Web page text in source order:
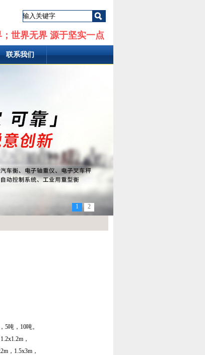
世界无界 源于坚实一点
联系我们
1 2
5吨，10吨。
，
，1.5x3m，